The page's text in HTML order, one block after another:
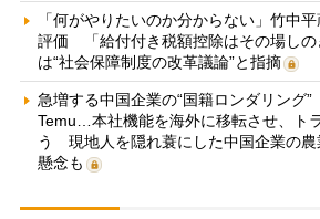
「何がやりたいのか分からない」竹中
評価 「給付付き税額控除はその場しの
は“社会保障制度の改革議論”と指摘
急増する中国企業の“国籍ロンダリング”
Temu…本社機能を海外に移転させ、ト
う 現地人を隠れ蓑にした中国企業の農
懸念も